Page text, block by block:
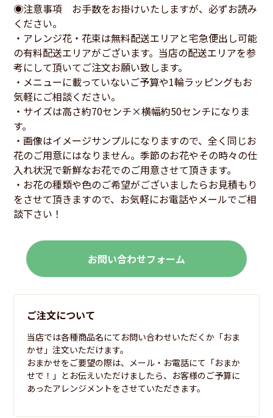
◉注意事項 お手数をお掛けいたしますが、必ずお読み
ください。
・アレンジ花・花束は無料配送エリアと宅急便出し可能
の有料配送エリアがございます。当店の配送エリアを参
考にして頂いてご注文お願い致します。
・メニューに載っていないご予算や1輪ラッピングもお
気軽にご相談ください。
・サイズは高さ約70センチ×横幅約50センチになりま
す。
・画像はイメージサンプルになりますので、全く同じお
花のご用意にはなりません。季節のお花やその時々の仕
入れ状況で新鮮なお花でのご用意させて頂きます。
・お花の種類や色のご希望がございましたらお見積もり
をさせて頂きますので、お気軽にお電話やメールでご相
談下さい！
お問い合わせフォーム
ご注文について
当店では各種商品名にてお問い合わせいただくか「おま
かせ」注文いただけます。
おまかせをご要望の際は、メール・お電話にて「おまか
せで！」とお伝えいただけましたら、お客様のご予算に
あったアレンジメントをさせていただきます。